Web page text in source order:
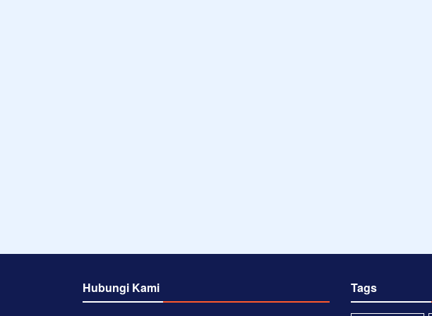
Hubungi Kami Tags